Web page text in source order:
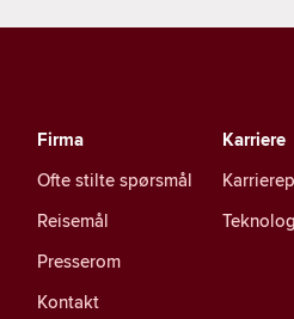
Karriere
Firma
Ofte stilte spørsmål
Reisemål
Presserom
Kontakt